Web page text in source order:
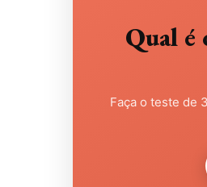
Qual
Faça o teste de